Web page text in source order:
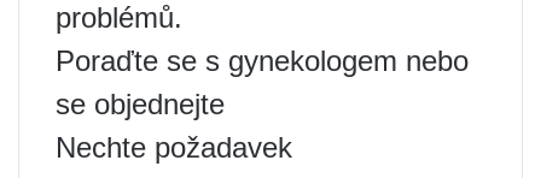
problémů.
Poraďte se s gynekologem nebo
se objednejte
Nechte požadavek